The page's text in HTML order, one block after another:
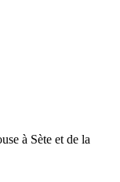
à Sète et de la